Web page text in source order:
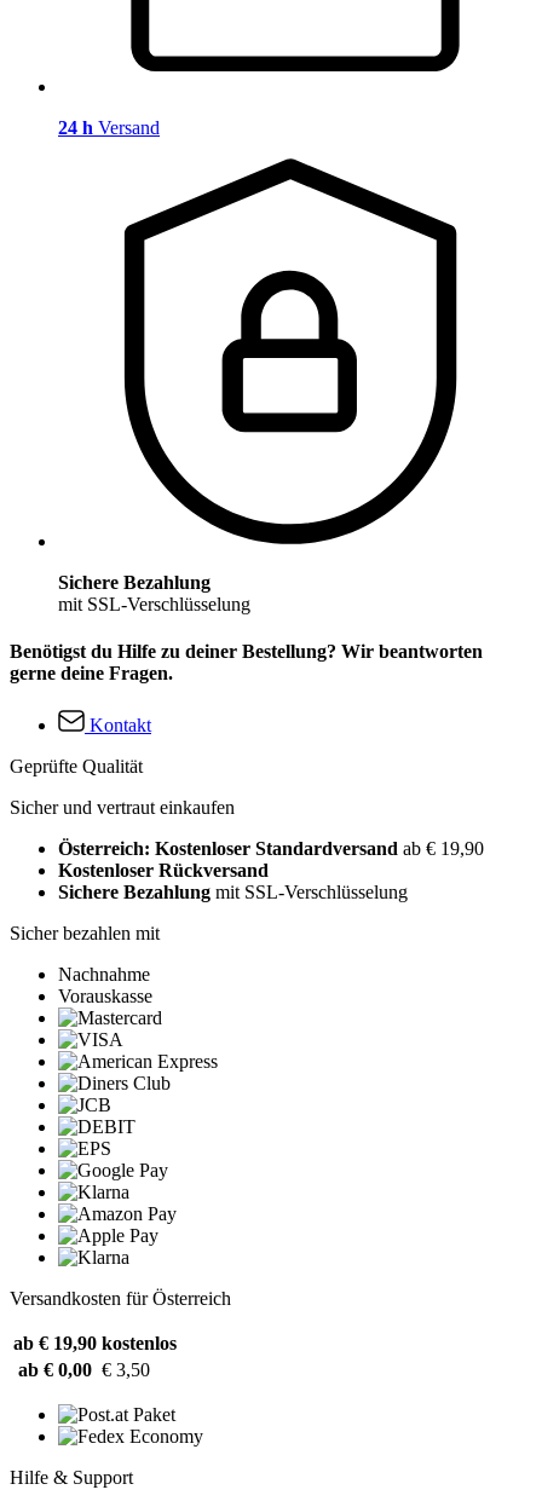
24 h Versand
Sichere Bezahlung
mit SSL-Verschlüsselung
Benötigst du Hilfe zu deiner Bestellung? Wir beantworten
gerne deine Fragen.
Kontakt
Geprüfte Qualität
Sicher und vertraut einkaufen
Österreich: Kostenloser Standardversand ab € 19,90
Kostenloser Rückversand
Sichere Bezahlung mit SSL-Verschlüsselung
Sicher bezahlen mit
Nachnahme
Vorauskasse
Versandkosten für Österreich
ab € 19,90 kostenlos
ab € 0,00 € 3,50
Hilfe & Support